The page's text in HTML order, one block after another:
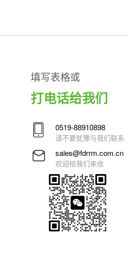
填写表格或
打电话给我们
0519-88910898
请不要犹豫与我们联系
sales@fdrrm.com.cn
欢迎给我们来信